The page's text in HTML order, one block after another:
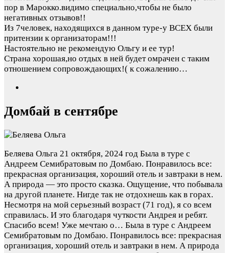
пор в Марокко.видимо специально,чтобы не было
негативных отзывов!!
Из 7человек, находящихся в данном туре-у ВСЕХ были
притензии к организаторам!!!
Настоятельно не рекомендую Ольгу и ее тур!
Страна хорошая,но отдых в ней будет омрачен с таким
отношением сопровождающих!( к сожалению…
Домбай в сентябре
Беляева Ольга 21 октября, 2024 год Была в туре с
Андреем Семибратовым по Домбаю. Понравилось все:
прекрасная организация, хороший отель и завтраки в нем.
А природа — это просто сказка. Ощущение, что побывала
на другой планете. Нигде так не отдохнешь как в горах.
Несмотря на мой серьезный возраст (71 год), я со всем
справилась. И это благодаря чуткости Андрея и ребят.
Спасибо всем! Уже мечтаю о… Была в туре с Андреем
Семибратовым по Домбаю. Понравилось все: прекрасная
организация, хороший отель и завтраки в нем. А природа